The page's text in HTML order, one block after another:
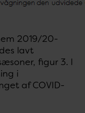
2019/20-
lavt
figur 3. I
i
af COVID-